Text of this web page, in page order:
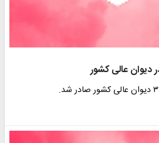
عالی کشور